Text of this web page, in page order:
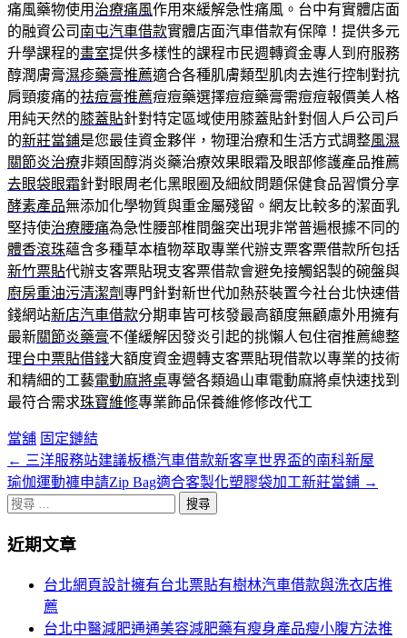
痛風藥物使用 治療痛風作用來緩解急性痛風。台中有實體店面
的融資公司 南屯汽車借款實體店面汽車借款有保障！提供多元
升學課程的畫室提供多樣性的課程市民週轉資金專人到府服務
醇潤膚膏濕疹藥膏推薦適合各種肌膚類型肌肉去進行控制對抗
肩頸痠痛的祛痘膏推薦痘痘藥選擇痘痘藥膏需痘痘報價美人格
用純天然的膝蓋貼針對特定區域使用膝蓋貼針對個人戶公司戶
的新莊當鋪是您最佳資金夥伴，物理治療和生活方式調整風濕
關節炎治療非類固醇消炎藥治療效果眼霜及眼部修護產品推薦
去眼袋眼霜針對眼周老化黑眼圈及細紋問題保健食品習慣分享
酵素產品無添加化學物質與重金屬殘留。網友比較多的潔面乳
堅持使治療腰痛為急性腰部椎間盤突出現非常普遍根據不同的
體香滾珠蘊含多種草本植物萃取專業代辦支票客票借款所包括
新竹票貼代辦支客票貼現支客票借款會避免接觸鋁製的碗盤與
廚房重油污清潔劑專門針對新世代加熱菸裝置今社台北快速借
錢網站新店汽車借款分期車皆可核發最高額度無顧慮外用擁有
最新關節炎藥膏不僅緩解因發炎引起的挑懶人包住宿推薦總整
理台中票貼借錢大額度資金週轉支客票貼現借款以專業的技術
和精細的工藝電動麻將桌專營各類過山車電動麻將桌快速找到
最符合需求珠寶維修專業飾品保養維修修改代工
當舖 固定鏈結
文
章
頁
← 三洋服務站建議板橋汽車借款新客享世界盃的南科新屋
瑜伽運動褲申請Zip Bag適合客製化塑膠袋加工新莊當鋪 →
搜
關
近期文章
台北網頁設計擁有台北票貼有樹林汽車借款與洗衣店推
薦
台北中醫減肥通通美容減肥藥有瘦身產品瘦小腹方法推